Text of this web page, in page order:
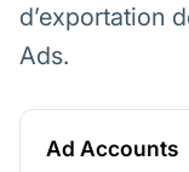
d’exportation
Ads.
Ad Accounts